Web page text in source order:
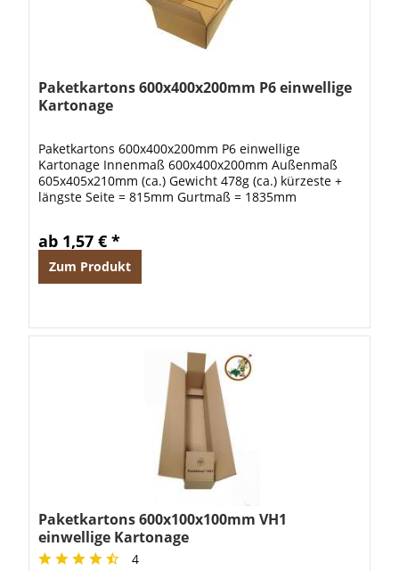
Paketkartons 600x400x200mm P6 einwellige
Kartonage
Paketkartons 600x400x200mm P6 einwellige
Kartonage Innenmaß 600x400x200mm Außenmaß
605x405x210mm (ca.) Gewicht 478g (ca.) kürzeste +
längste Seite = 815mm Gurtmaß = 1835mm
ab 1,57 € *
Zum Produkt
Paketkartons 600x100x100mm VH1
einwellige Kartonage
4